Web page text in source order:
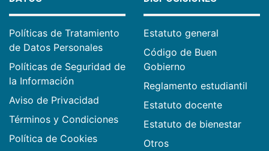
Políticas de Tratamiento
de Datos Personales
Políticas de Seguridad de
la Información
Aviso de Privacidad
Términos y Condiciones
Política de Cookies
Estatuto general
Código de Buen
Gobierno
Reglamento estudiantil
Estatuto docente
Estatuto de bienestar
Otros